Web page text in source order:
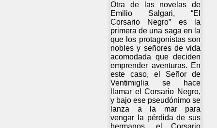
Otra de las novelas de
Emilio Salgari, “El
Corsario Negro” es la
primera de una saga en la
que los protagonistas son
nobles y señores de vida
acomodada que deciden
emprender aventuras. En
este caso, el Señor de
Ventimiglia se hace
llamar el Corsario Negro,
y bajo ese pseudónimo se
lanza a la mar para
vengar la pérdida de sus
hermanos, el Corsario